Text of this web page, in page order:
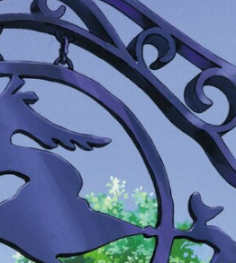
RÉSERVATION